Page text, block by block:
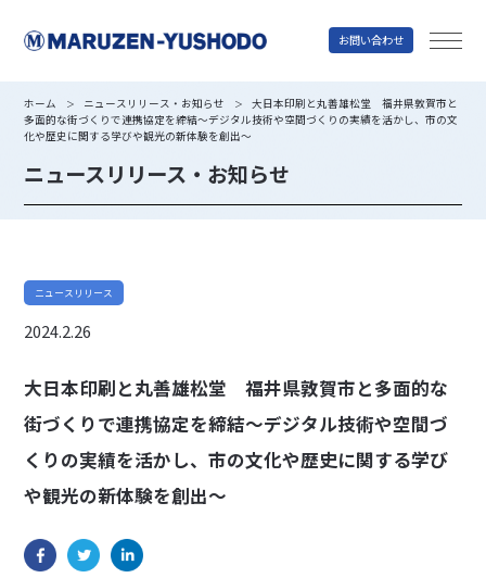
丸善雄松堂
お問い合わせ
ホーム ＞ ニュースリリース・お知らせ ＞
大日本印刷と丸善雄松堂 福井県敦賀市と
多面的な街づくりで連携協定を締結～デジタル技術や空間づくりの実績を活かし、市の文
化や歴史に関する学びや観光の新体験を創出～
ニュースリリース・お知らせ
ニュースリリース
2024.2.26
大日本印刷と丸善雄松堂 福井県敦賀市と多面的な
街づくりで連携協定を締結～デジタル技術や空間づ
くりの実績を活かし、市の文化や歴史に関する学び
や観光の新体験を創出～